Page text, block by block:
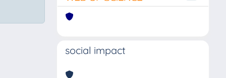
social impact